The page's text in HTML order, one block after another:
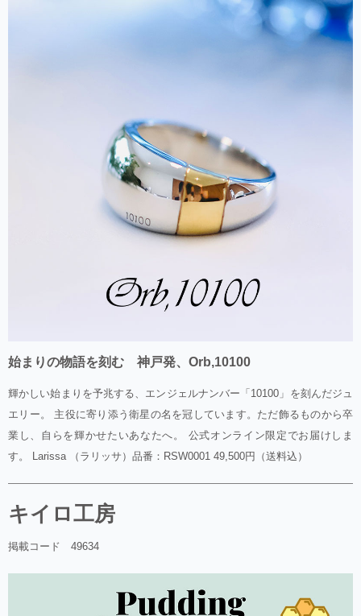
始まりの物語を刻む 神戸発、Orb,10100
輝かしい始まりを予兆する、エンジェルナンバー「10100」を刻んだジュ
エリー。 主役に寄り添う衛星の名を冠しています。ただ飾るものから卒
業し、自らを輝かせたいあなたへ。 公式オンライン限定でお届けしま
す。 Larissa （ラリッサ）品番：RSW0001 49,500円（送料込）
キイロ工房
掲載コード 49634